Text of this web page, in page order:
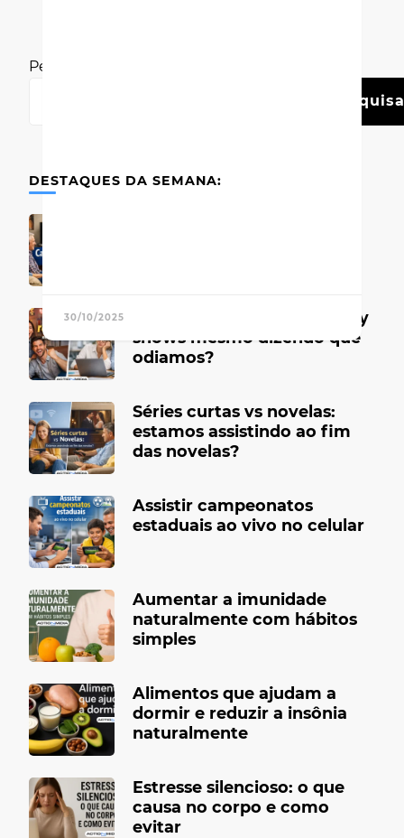
30/10/2025
Pesquisar
DESTAQUES DA SEMANA:
Por que gostamos de reality
shows mesmo dizendo que
odiamos?
Séries curtas vs novelas:
estamos assistindo ao fim
das novelas?
Assistir campeonatos
estaduais ao vivo no celular
Aumentar a imunidade
naturalmente com hábitos
simples
Alimentos que ajudam a
dormir e reduzir a insônia
naturalmente
Estresse silencioso: o que
causa no corpo e como
evitar